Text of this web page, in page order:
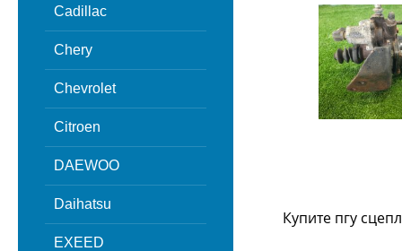
Cadillac
Chery
Chevrolet
Citroen
DAEWOO
Daihatsu
EXEED
Купите пгу